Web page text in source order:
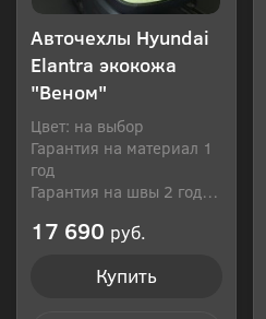
Авточехлы Hyundai
Elantra экокожа
"Веном"
Цвет: на выбор
Гарантия на материал 1
год
Гарантия на швы 2 года
17 690 руб.
Купить